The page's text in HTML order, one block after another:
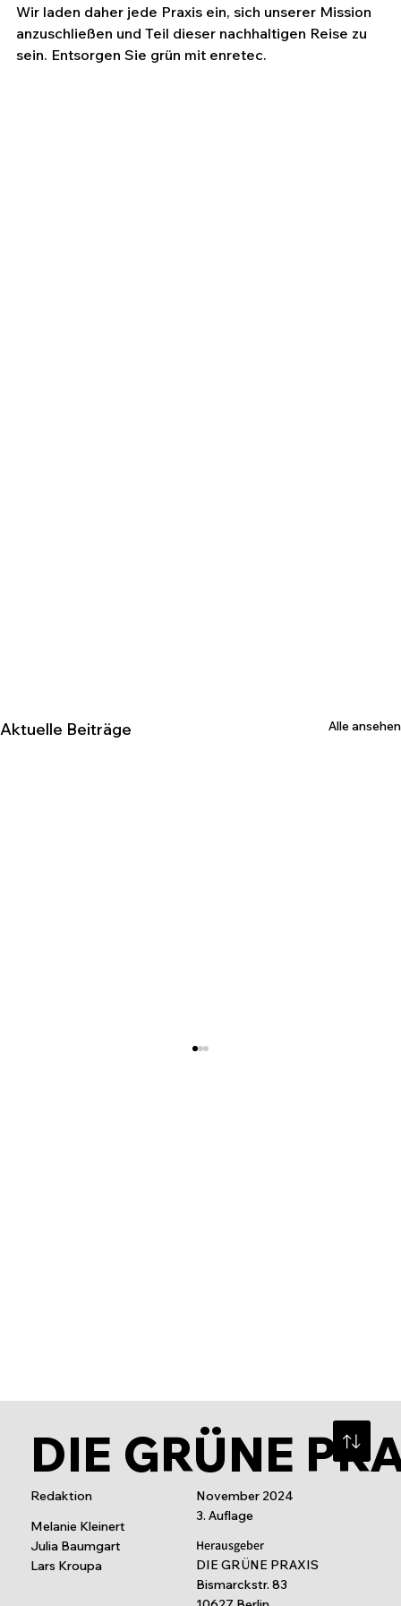
Wir laden daher jede Praxis ein, sich unserer Mission
anzuschließen und Teil dieser nachhaltigen Reise zu
sein. Entsorgen Sie grün mit enretec.
Aktuelle Beiträge Alle ansehen
DIE GRÜNE
November 2024
3. Auflage
Herausgeber
DIE GRÜNE PRAXIS
Bismarckstr. 83
Redaktion
Melanie Kleinert
Julia Baumgart
Lars Kroupa